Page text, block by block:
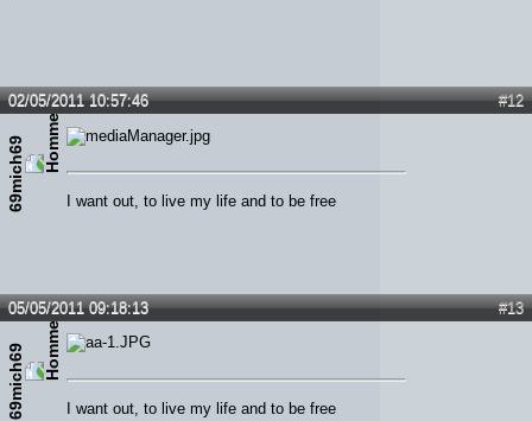
#12
02/05/2011 10:57:46
69mich69 I want out, to live my life and to be free
#13
05/05/2011 09:18:13
69mich69 I want out, to live my life and to be free